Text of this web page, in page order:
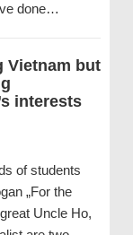
done…
Vietnam but
interests
of students
„For the
Uncle Ho,